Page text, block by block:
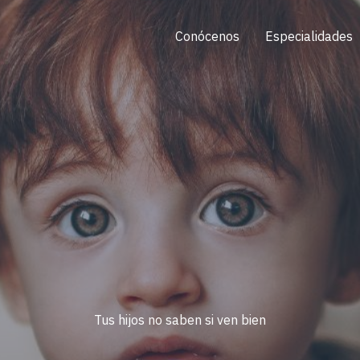
Conócenos Especialidades
Tus hijos no saben si ven bien